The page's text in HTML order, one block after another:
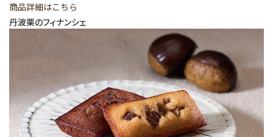
商品詳細はこちら
丹波栗のフィナンシェ